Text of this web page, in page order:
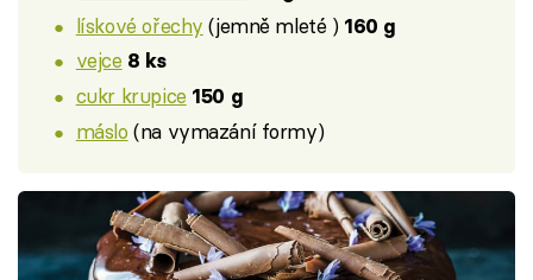
lískové ořechy (jemně mleté ) 160 g
vejce 8 ks
cukr krupice 150 g
máslo (na vymazání formy)